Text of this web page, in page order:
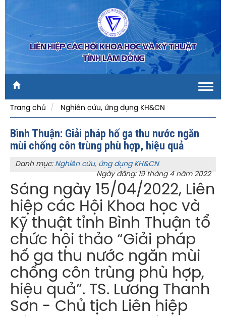
LIÊN HIỆP CÁC HỘI KHOA HỌC VÀ KỸ THUẬT
TỈNH LÂM ĐỒNG
Trang chủ
Nghiên cứu, ứng dụng KH&CN
Bình Thuận: Giải pháp hố ga thu nước ngăn
mùi chống côn trùng phù hợp, hiệu quả
Danh mục: Nghiên cứu, ứng dụng KH&CN
Ngày đăng: 19 tháng 4 năm 2022
Sáng ngày 15/04/2022, Liên
hiệp các Hội Khoa học và
Kỹ thuật tỉnh Bình Thuận tổ
chức hội thảo “Giải pháp
hố ga thu nước ngăn mùi
chống côn trùng phù hợp,
hiệu quả”. TS. Lương Thanh
Sơn - Chủ tịch Liên hiệp